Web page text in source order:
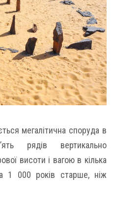
мегалітична споруда в
рядів вертикально
висоти і вагою в кілька
1 000 років старше, ніж